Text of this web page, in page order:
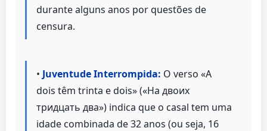
durante alguns anos por questões de
censura.
• Juventude Interrompida: O verso «A
dois têm trinta e dois» («На двоих
тридцать два») indica que o casal tem uma
idade combinada de 32 anos (ou seja, 16